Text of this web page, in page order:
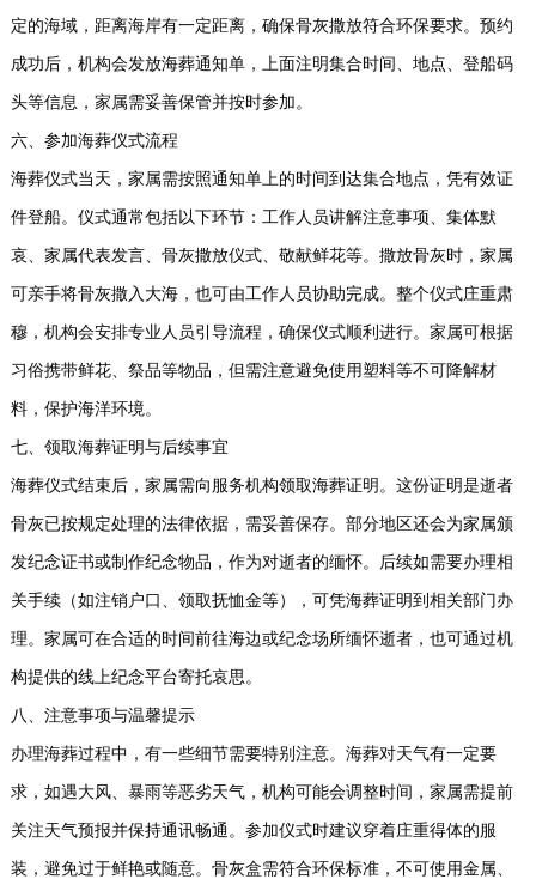
定的海域，距离海岸有一定距离，确保骨灰撒放符合环保要求。预约
成功后，机构会发放海葬通知单，上面注明集合时间、地点、登船码
头等信息，家属需妥善保管并按时参加。
六、参加海葬仪式流程
海葬仪式当天，家属需按照通知单上的时间到达集合地点，凭有效证
件登船。仪式通常包括以下环节：工作人员讲解注意事项、集体默
哀、家属代表发言、骨灰撒放仪式、敬献鲜花等。撒放骨灰时，家属
可亲手将骨灰撒入大海，也可由工作人员协助完成。整个仪式庄重肃
穆，机构会安排专业人员引导流程，确保仪式顺利进行。家属可根据
习俗携带鲜花、祭品等物品，但需注意避免使用塑料等不可降解材
料，保护海洋环境。
七、领取海葬证明与后续事宜
海葬仪式结束后，家属需向服务机构领取海葬证明。这份证明是逝者
骨灰已按规定处理的法律依据，需妥善保存。部分地区还会为家属颁
发纪念证书或制作纪念物品，作为对逝者的缅怀。后续如需要办理相
关手续（如注销户口、领取抚恤金等），可凭海葬证明到相关部门办
理。家属可在合适的时间前往海边或纪念场所缅怀逝者，也可通过机
构提供的线上纪念平台寄托哀思。
八、注意事项与温馨提示
办理海葬过程中，有一些细节需要特别注意。海葬对天气有一定要
求，如遇大风、暴雨等恶劣天气，机构可能会调整时间，家属需提前
关注天气预报并保持通讯畅通。参加仪式时建议穿着庄重得体的服
装，避免过于鲜艳或随意。骨灰盒需符合环保标准，不可使用金属、